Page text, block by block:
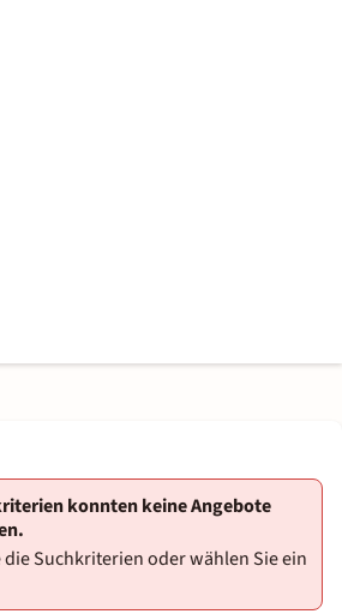
konnten keine Angebote
die Suchkriterien oder wählen Sie ein